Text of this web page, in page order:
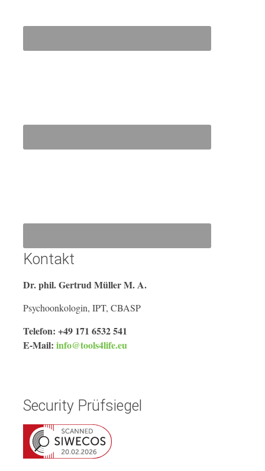
Kontakt
Dr. phil. Gertrud Müller M. A.
Psychoonkologin, IPT, CBASP
Telefon: +49 171 6532 541
E-Mail: info@tools4life.eu
Security Prüfsiegel